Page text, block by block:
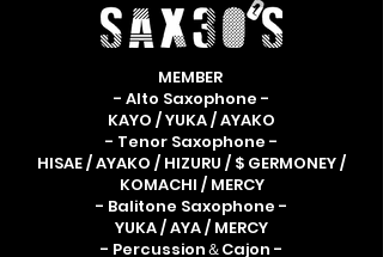
MEMBER
- Alto Saxophone -
KAYO / YUKA / AYAKO
- Tenor Saxophone -
HISAE / AYAKO / HIZURU / $ GERMONEY /
KOMACHI / MERCY
- Balitone Saxophone -
YUKA / AYA / MERCY
- Percussion＆Cajon -